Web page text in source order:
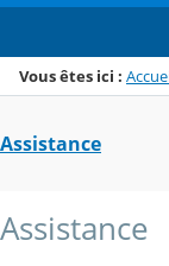
Vous êtes ici :
Assistance
Assistance